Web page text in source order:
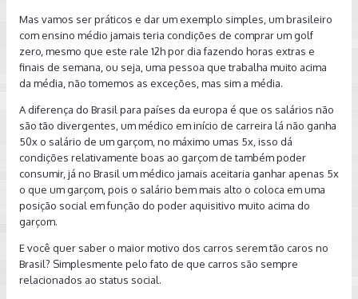
Mas vamos ser práticos e dar um exemplo simples, um brasileiro
com ensino médio jamais teria condições de comprar um golf
zero, mesmo que este rale 12h por dia fazendo horas extras e
finais de semana, ou seja, uma pessoa que trabalha muito acima
da média, não tomemos as exceções, mas sim a média.
A diferença do Brasil para países da europa é que os salários não
são tão divergentes, um médico em início de carreira lá não ganha
50x o salário de um garçom, no máximo umas 5x, isso dá
condições relativamente boas ao garçom de também poder
consumir, já no Brasil um médico jamais aceitaria ganhar apenas 5x
o que um garçom, pois o salário bem mais alto o coloca em uma
posição social em função do poder aquisitivo muito acima do
garçom.
E você quer saber o maior motivo dos carros serem tão caros no
Brasil? Simplesmente pelo fato de que carros são sempre
relacionados ao status social.